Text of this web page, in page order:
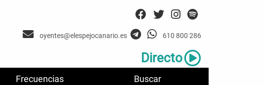
Frecuencias Buscar
oyentes@elespejocanario.es 610 800 286
Directo